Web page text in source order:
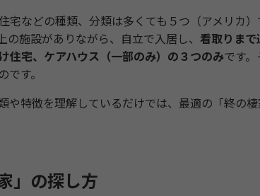
宅などの種類、分類は多くても５つ（アメリカ
の施設がありながら、自立で入居し、 看取りま
住宅、ケアハウス（一部のみ）の３つのみです
です。
や特徴を理解しているだけでは、最適の「終の
」の探し方